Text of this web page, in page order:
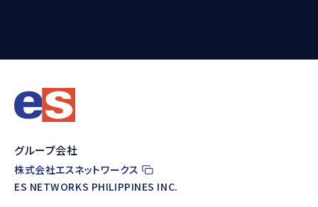
グループ会社
株式会社エスネットワークス
ES NETWORKS PHILIPPINES INC.